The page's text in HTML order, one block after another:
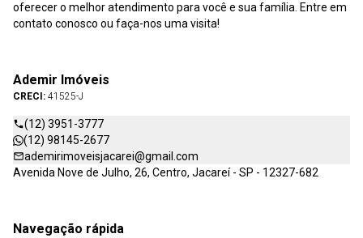
oferecer o melhor atendimento para você e sua família. Entre em
contato conosco ou faça-nos uma visita!
Ademir Imóveis
CRECI: 41525-J
(12) 3951-3777
(12) 98145-2677
ademirimoveisjacarei@gmail.com
Avenida Nove de Julho, 26, Centro, Jacareí - SP - 12327-682
Navegação rápida